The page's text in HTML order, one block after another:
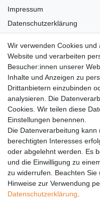
Impressum
Datenschutzerklärung
Barrierefreiheit
Anleitungen
Vertrag widerrufen
PARTNER
DHL
GLS
PaketPLUS
SPONSORING
Wir verwenden Cookies
Website und verarbeiten
Besucher:innen unserer
Inhalte und Anzeigen zu
Drittanbietern einzubinden
analysieren. Die
Cookies. Wir teilen diese
Einstellungen benennen.
Die Datenverarbeitung
berechtigten Interesses
oder abgelehnt werden. Es
und die Einwilligung zu
zu widerrufen. Beachten Sie
Hinweise zur Verwendung
Daten­schutz­erklärung